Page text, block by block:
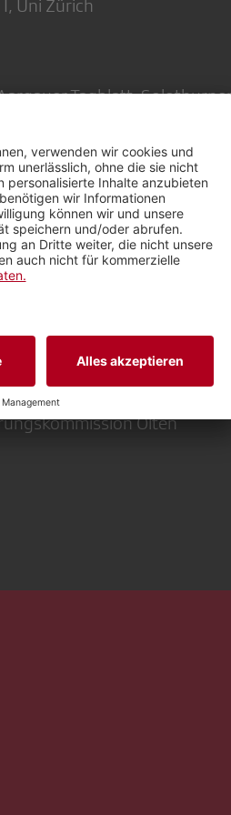
Uni Zürich
Tagblatt,
AG/SO, Sport)
Solothurn
Leiter Interne
SEV –
und Texter
Solothurn
Olten